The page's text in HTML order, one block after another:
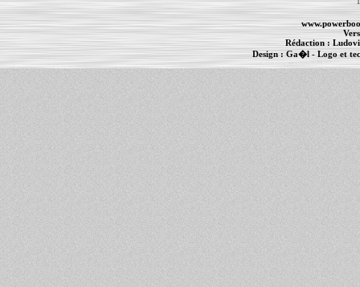
Rédaction :
Design : Ga�l- Logo et
Informations :